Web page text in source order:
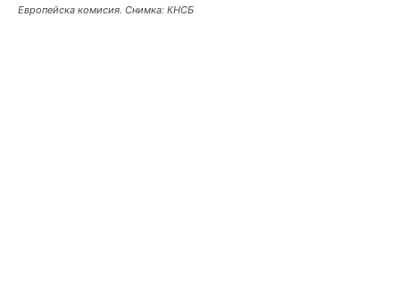
Европейска комисия. Снимка: КНСБ